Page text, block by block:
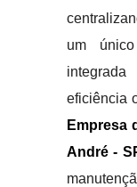
um
eficiência
Empresa
André -